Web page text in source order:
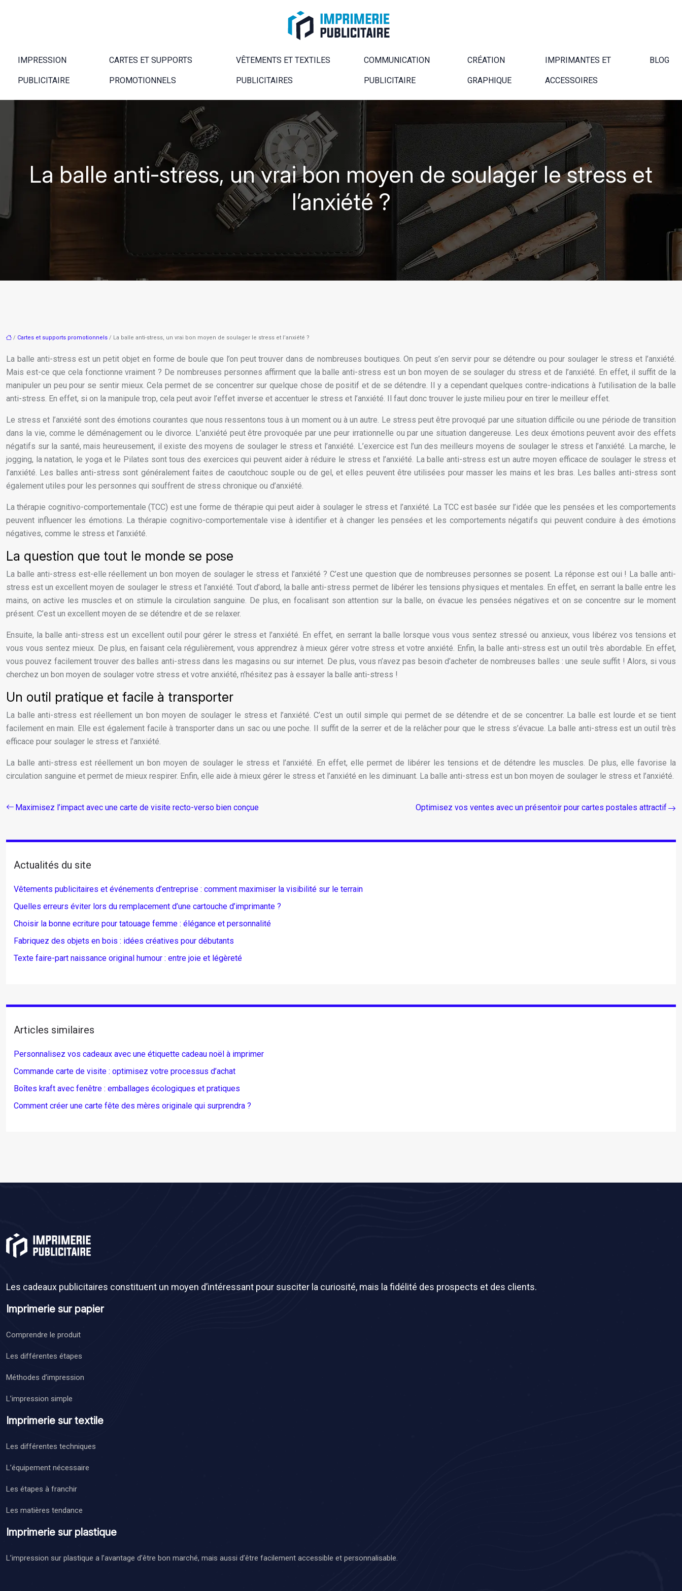
IMPRESSION
PUBLICITAIRE
CARTES ET SUPPORTS
PROMOTIONNELS
VÊTEMENTS ET TEXTILES
PUBLICITAIRES
COMMUNICATION
PUBLICITAIRE
CRÉATION
GRAPHIQUE
IMPRIMANTES ET
ACCESSOIRES
BLOG
La balle anti-stress, un vrai bon moyen de soulager le stress et
l’anxiété ?
/ Cartes et supports promotionnels / La balle anti-stress, un vrai bon moyen de soulager le stress et l’anxiété ?
La balle anti-stress est un petit objet en forme de boule que l’on peut trouver dans de nombreuses boutiques. On peut s’en servir pour se détendre ou pour soulager le stress et l’anxiété.
Mais est-ce que cela fonctionne vraiment ? De nombreuses personnes affirment que la balle anti-stress est un bon moyen de se soulager du stress et de l’anxiété. En effet, il suffit de la
manipuler un peu pour se sentir mieux. Cela permet de se concentrer sur quelque chose de positif et de se détendre. Il y a cependant quelques contre-indications à l’utilisation de la balle
anti-stress. En effet, si on la manipule trop, cela peut avoir l’effet inverse et accentuer le stress et l’anxiété. Il faut donc trouver le juste milieu pour en tirer le meilleur effet.
Le stress et l’anxiété sont des émotions courantes que nous ressentons tous à un moment ou à un autre. Le stress peut être provoqué par une situation difficile ou une période de transition
dans la vie, comme le déménagement ou le divorce. L’anxiété peut être provoquée par une peur irrationnelle ou par une situation dangereuse. Les deux émotions peuvent avoir des effets
négatifs sur la santé, mais heureusement, il existe des moyens de soulager le stress et l’anxiété. L’exercice est l’un des meilleurs moyens de soulager le stress et l’anxiété. La marche, le
jogging, la natation, le yoga et le Pilates sont tous des exercices qui peuvent aider à réduire le stress et l’anxiété. La balle anti-stress est un autre moyen efficace de soulager le stress et
l’anxiété. Les balles anti-stress sont généralement faites de caoutchouc souple ou de gel, et elles peuvent être utilisées pour masser les mains et les bras. Les balles anti-stress sont
également utiles pour les personnes qui souffrent de stress chronique ou d’anxiété.
La thérapie cognitivo-comportementale (TCC) est une forme de thérapie qui peut aider à soulager le stress et l’anxiété. La TCC est basée sur l’idée que les pensées et les comportements
peuvent influencer les émotions. La thérapie cognitivo-comportementale vise à identifier et à changer les pensées et les comportements négatifs qui peuvent conduire à des émotions
négatives, comme le stress et l’anxiété.
La question que tout le monde se pose
La balle anti-stress est-elle réellement un bon moyen de soulager le stress et l’anxiété ? C’est une question que de nombreuses personnes se posent. La réponse est oui ! La balle anti-
stress est un excellent moyen de soulager le stress et l’anxiété. Tout d’abord, la balle anti-stress permet de libérer les tensions physiques et mentales. En effet, en serrant la balle entre les
mains, on active les muscles et on stimule la circulation sanguine. De plus, en focalisant son attention sur la balle, on évacue les pensées négatives et on se concentre sur le moment
présent. C’est un excellent moyen de se détendre et de se relaxer.
Ensuite, la balle anti-stress est un excellent outil pour gérer le stress et l’anxiété. En effet, en serrant la balle lorsque vous vous sentez stressé ou anxieux, vous libérez vos tensions et
vous vous sentez mieux. De plus, en faisant cela régulièrement, vous apprendrez à mieux gérer votre stress et votre anxiété. Enfin, la balle anti-stress est un outil très abordable. En effet,
vous pouvez facilement trouver des balles anti-stress dans les magasins ou sur internet. De plus, vous n’avez pas besoin d’acheter de nombreuses balles : une seule suffit ! Alors, si vous
cherchez un bon moyen de soulager votre stress et votre anxiété, n’hésitez pas à essayer la balle anti-stress !
Un outil pratique et facile à transporter
La balle anti-stress est réellement un bon moyen de soulager le stress et l’anxiété. C’est un outil simple qui permet de se détendre et de se concentrer. La balle est lourde et se tient
facilement en main. Elle est également facile à transporter dans un sac ou une poche. Il suffit de la serrer et de la relâcher pour que le stress s’évacue. La balle anti-stress est un outil très
efficace pour soulager le stress et l’anxiété.
La balle anti-stress est réellement un bon moyen de soulager le stress et l’anxiété. En effet, elle permet de libérer les tensions et de détendre les muscles. De plus, elle favorise la
circulation sanguine et permet de mieux respirer. Enfin, elle aide à mieux gérer le stress et l’anxiété en les diminuant. La balle anti-stress est un bon moyen de soulager le stress et l’anxiété.
Maximisez l’impact avec une carte de visite recto-verso bien conçue Optimisez vos ventes avec un présentoir pour cartes postales attractif
Actualités du site
Vêtements publicitaires et événements d’entreprise : comment maximiser la visibilité sur le terrain
Quelles erreurs éviter lors du remplacement d’une cartouche d’imprimante ?
Choisir la bonne ecriture pour tatouage femme : élégance et personnalité
Fabriquez des objets en bois : idées créatives pour débutants
Texte faire-part naissance original humour : entre joie et légèreté
Articles similaires
Personnalisez vos cadeaux avec une étiquette cadeau noël à imprimer
Commande carte de visite : optimisez votre processus d’achat
Boîtes kraft avec fenêtre : emballages écologiques et pratiques
Comment créer une carte fête des mères originale qui surprendra ?
Les cadeaux publicitaires constituent un moyen d’intéressant pour susciter la curiosité, mais la fidélité des prospects et des clients.
Imprimerie sur papier
Comprendre le produit
Les différentes étapes
Méthodes d’impression
L’impression simple
Imprimerie sur textile
Les différentes techniques
L’équipement nécessaire
Les étapes à franchir
Les matières tendance
Imprimerie sur plastique
L’impression sur plastique a l’avantage d’être bon marché, mais aussi d’être facilement accessible et personnalisable.